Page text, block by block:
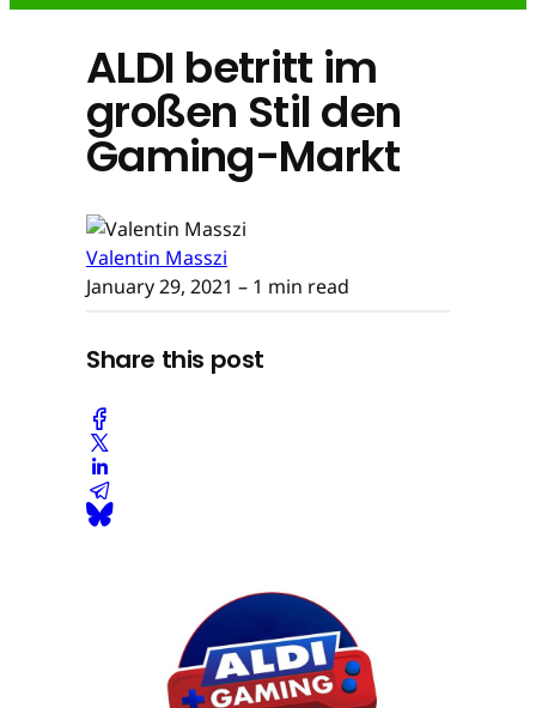
ALDI betritt im
großen Stil den
Gaming-Markt
Valentin Masszi
January 29, 2021 – 1 min read
Share this post